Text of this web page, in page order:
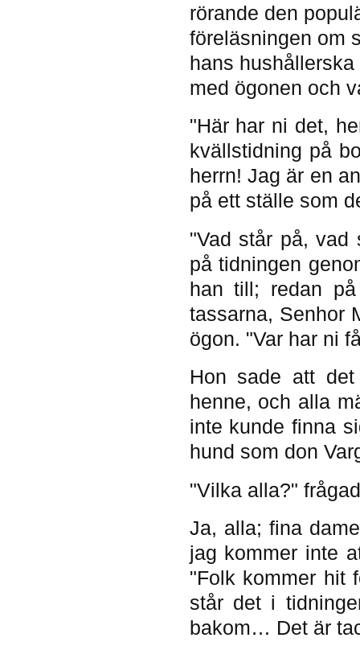
rörande den
föreläsningen om
hans
med ögonen och
"Här har ni det,
kvällstidning på
herrn! Jag är en
på ett ställe som
"Vad står på, vad
på tidningen
han till; redan
tassarna, Senhor
ögon. "Var har ni
Hon sade att
henne, och alla
inte kunde finna
hund som don
"Vilka alla?"
Ja, alla; fina
jag kommer inte
"Folk kommer hit
står det i
bakom… Det är